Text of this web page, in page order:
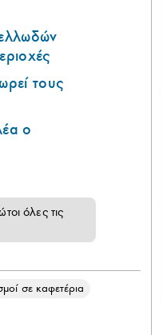
τους
ο
όλες τις
σε καφετέρια